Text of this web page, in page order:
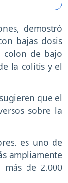
demostró
bajas dosis
colon de bajo
la colitis y el
que el
sobre la
es uno de
ampliamente
más de 2.000